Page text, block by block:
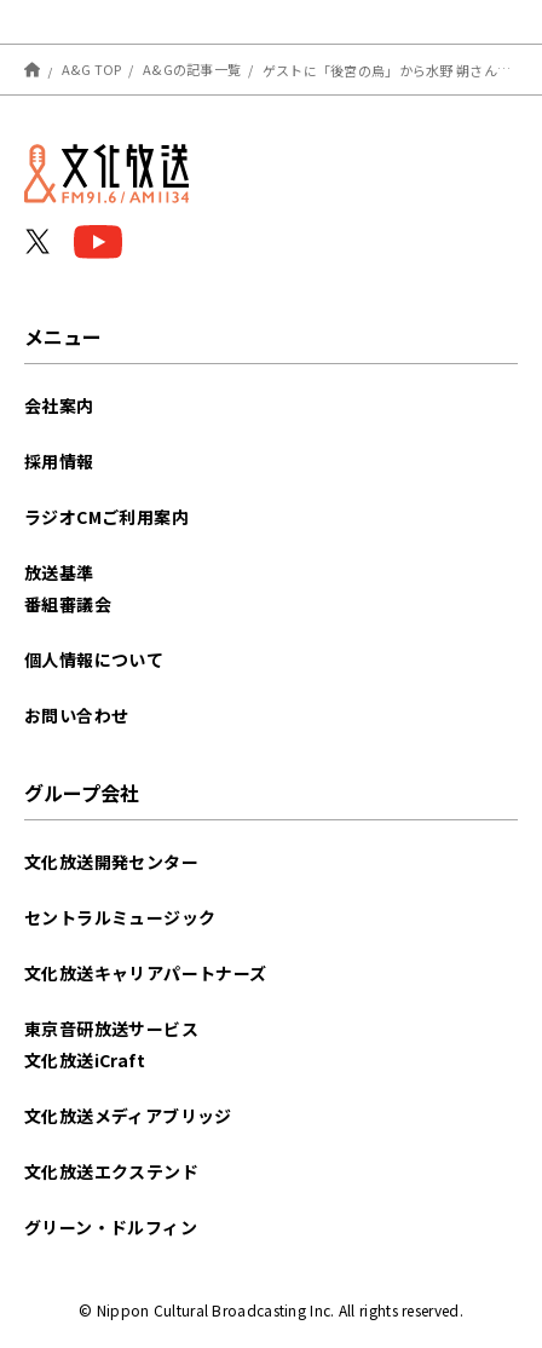
A&G TOP A&Gの記事一覧 ゲストに「後宮の烏」から水野 朔さん&水中雅章さん、さらに「ファビュラスナイト」から小野賢章さんが登場！エジソン9月10日
メニュー
会社案内
採用情報
ラジオCMご利用案内
放送基準
番組審議会
個人情報について
お問い合わせ
グループ会社
文化放送開発センター
セントラルミュージック
文化放送キャリアパートナーズ
東京音研放送サービス
文化放送iCraft
文化放送メディアブリッジ
文化放送エクステンド
グリーン・ドルフィン
© Nippon Cultural Broadcasting Inc. All rights reserved.